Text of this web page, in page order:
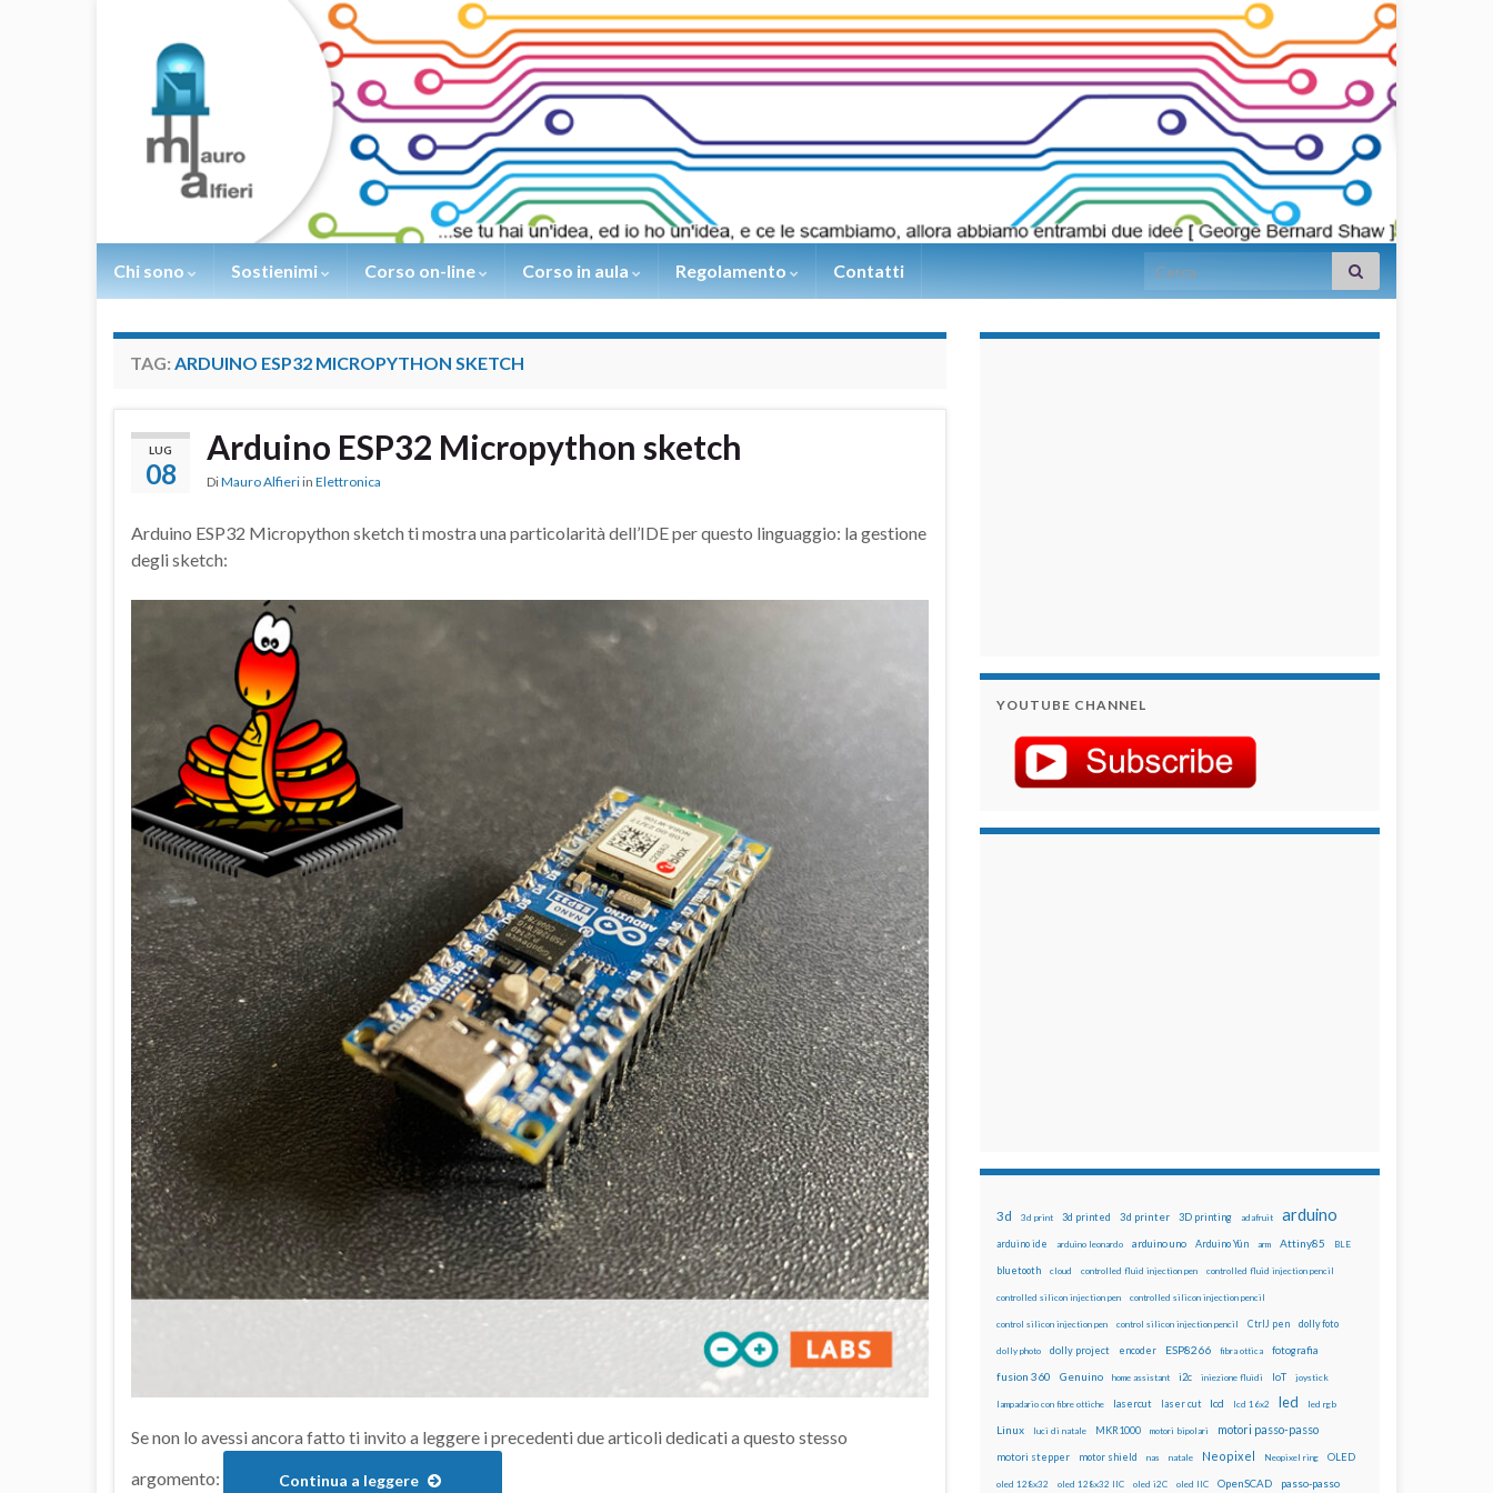
Chi sono Sostienimi Corso on-line Corso in aula Regolamento Contatti Search for:
TAG: ARDUINO ESP32 MICROPYTHON SKETCH
LUG
08
Arduino ESP32 Micropython sketch
DiMauro Alfieri in Elettronica
Arduino ESP32 Micropython sketch ti mostra una particolarità dell’IDE per questo linguaggio: la gestione
degli sketch:
Se non lo avessi ancora fatto ti invito a leggere i precedenti due articoli dedicati a questo stesso
argomento:
Continua a leggere
YOUTUBE CHANNEL
3d 3d print 3d printed 3d printer 3D printing adafruit arduino
arduino ide arduino leonardo arduino uno Arduino Yún arm Attiny85 BLE
bluetooth cloud controlled fluid injection pen controlled fluid injection pencil
controlled silicon injection pen controlled silicon injection pencil
control silicon injection pen control silicon injection pencil CtrlJ pen dolly foto
dolly photo dolly project encoder ESP8266 fibra ottica fotografia
fusion 360 Genuino home assistant i2c iniezione fluidi IoT joystick
lampadario con fibre ottiche lasercut laser cut lcd lcd 16x2 led led rgb
Linux luci di natale MKR1000 motori bipolari motori passo-passo
motori stepper motor shield nas natale Neopixel Neopixel ring OLED
oled 128x32 oled 128x32 IIC oled i2C oled IIC OpenSCAD passo-passo